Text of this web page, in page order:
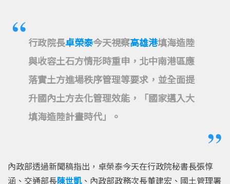
行政院長卓榮泰今天視察高雄港填海造陸
與收容土石方情形時重申，北中南港區應
落實土方進場秩序管理等要求，並全面提
升國內土方去化管理效能，「國家邁入大
填海造陸計畫時代」。
內政部透過新聞稿指出，卓榮泰今天在行政院秘書長張惇
涵、交通部長陳世凱、內政部政務次長董建宏、國土管理署